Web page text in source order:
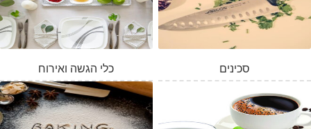
כלי הגשה ואירוח סכינים